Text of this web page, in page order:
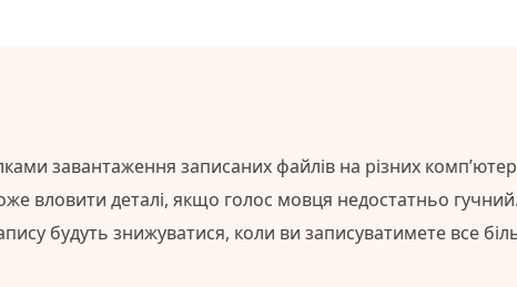
завантаження записаних файлів на різних
вловити деталі, якщо голос мовця недостатньо гучний.
будуть знижуватися, коли ви записуватимете все